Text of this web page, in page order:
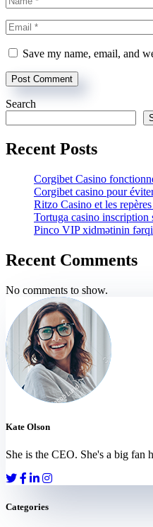
Save my name, email, and
Search
Recent Posts
Corgibet Casino
Corgibet casino pour
Ritzo Casino et les
Tortuga casino inscription
Pinco VIP xidmətinin
Recent Comments
No comments to show.
Kate Olson
She is the CEO. She's a big fan
Categories